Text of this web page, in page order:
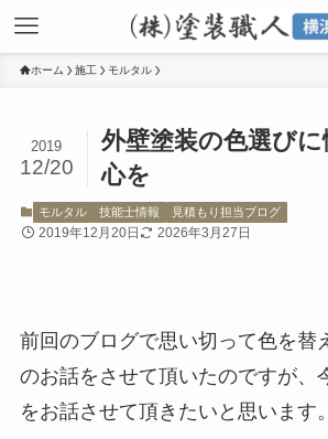
ホーム 施工 モルタル
外壁塗装の色選び
心を
2019
12/20
モルタル 技能士情報 見積もり担当ブログ
2019年12月20日 2026年3月27日
前回のブログで思い切って色を替
のお話をさせて頂いたのですが、
をお話させて頂きたいと思います。